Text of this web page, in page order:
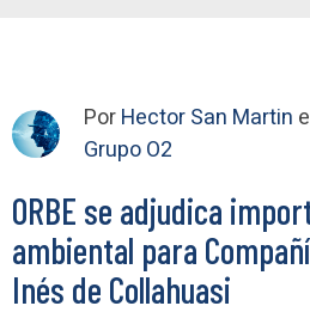
PorHector San Martin
Grupo O2
ORBE se adjudica
ambiental para
Inés de Collahuasi